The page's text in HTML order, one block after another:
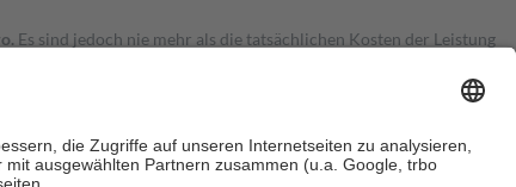
Es sind jedoch nie mehr als die tatsächlichen Kosten der Leistung
an bei: